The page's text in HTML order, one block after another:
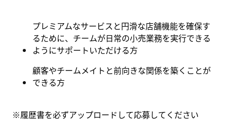
プレミアムなサービスと円滑な店舗機能を確保す
るために、チームが日常の小売業務を実行できる
ようにサポートいただける方
顧客やチームメイトと前向きな関係を築くことが
できる方
※履歴書を必ずアップロードして応募してください